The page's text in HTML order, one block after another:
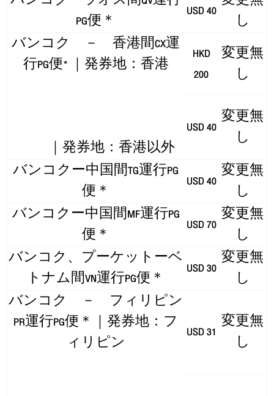
PG便＊
USD 40
し
バンコク － 香港間CX運
行PG便* ｜発券地：香港
｜発券地：香港以外
HKD
200
変更無
し
USD 40
変更無
し
バンコクー中国間TG運行PG
便＊
USD 40
変更無
し
バンコクー中国間MF運行PG
便＊
USD 70
変更無
し
バンコク、プーケットーベ
トナム間VN運行PG便＊
USD 30
変更無
し
バンコク － フィリピン
PR運行PG便＊｜発券地：フ
ィリピン
USD 31
変更無
し